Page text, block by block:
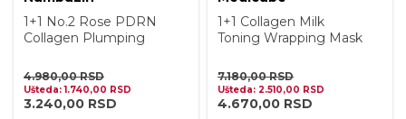
1+1 No.2 Rose PDRN
Collagen Plumping
4.980,00RSD
Ušteda:1.740,00 RSD
3.240,00 RSD
1+1 Collagen Milk
Toning Wrapping Mask
7.180,00RSD
Ušteda: 2.510,00 RSD
4.670,00 RSD